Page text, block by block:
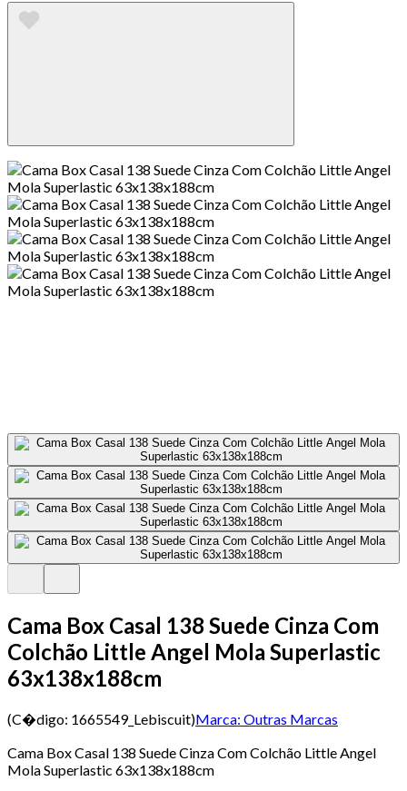
Cama Box Casal 138 Suede Cinza Com
Colchão Little Angel Mola Superlastic
63x138x188cm
(C�digo: 1665549_Lebiscuit)Marca: Outras Marcas
Cama Box Casal 138 Suede Cinza Com Colchão Little Angel
Mola Superlastic 63x138x188cm